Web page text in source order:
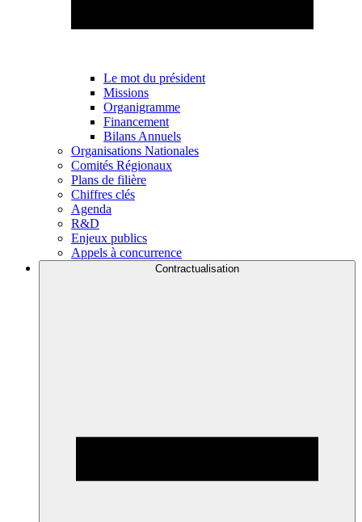
Le mot du président
Missions
Organigramme
Financement
Bilans Annuels
Organisations Nationales
Comités Régionaux
Plans de filière
Chiffres clés
Agenda
R&D
Enjeux publics
Appels à concurrence
Contractualisation